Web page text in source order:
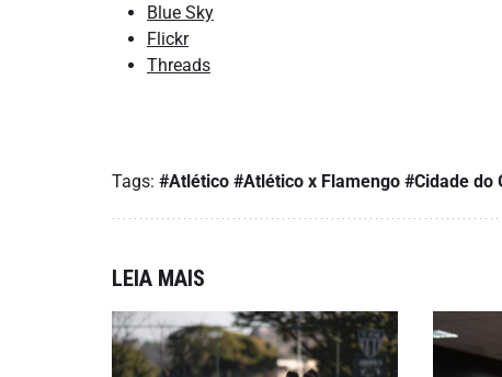
Blue Sky
Flickr
Threads
Tags: #Atlético #Atlético x Flamengo #Cidade do
LEIA MAIS